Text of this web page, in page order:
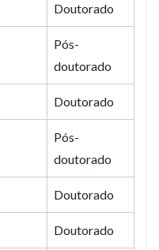
Doutorado
Pós-
doutorado
Doutorado
Pós-
doutorado
Doutorado
Doutorado